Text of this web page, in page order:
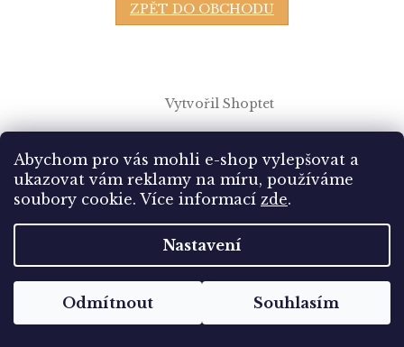
Abychom pro vás mohli e-shop vylepšovat a
ukazovat vám reklamy na míru, používáme
soubory cookie. Více informací zde.
Nastavení
Odmítnout Souhlasím
ZPĚT DO OBCHODU
a
Vytvořil Shoptet
Copyright 2026Sbírám.cz . Všechna práva vyhrazena.
Upravit nastavení cookies